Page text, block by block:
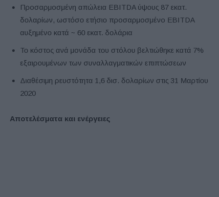
Προσαρμοσμένη απώλεια EBITDA ύψους 87 εκατ.
δολαρίων, ωστόσο ετήσιο προσαρμοσμένο EBITDA
αυξημένο κατά ~ 60 εκατ. δολάρια
Το κόστος ανά μονάδα του στόλου βελτιώθηκε κατά 7%
εξαιρουμένων των συναλλαγματικών επιπτώσεων
Διαθέσιμη ρευστότητα 1,6 δισ. δολαρίων στις 31 Μαρτίου
2020
Αποτελέσματα και ενέργειες